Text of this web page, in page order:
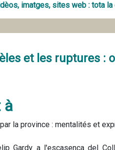
imatges, sites web : tota
et les ruptures
à
la province : mentalités et
Gardy a l'escasença del